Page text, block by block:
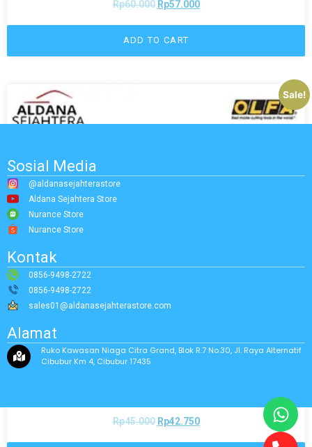
Rp60.000 Rp57.000
ADD TO CART
Sale!
Rp45.000 Rp42.750
Sosial Media
@aldanasejahterastore
Aldana Sejahtera Store
Nurance Store
Nurance Store
Kontak
0856-9498-2722
0856-9498-2722
sales01@aldanasejahterastore.com
Alamat
Ruko Kawasan Niaga Citra Grand, Blok R.7 No.30, Jl. Raya Alternatif
Cibubur Km 4, Cibubur 17435